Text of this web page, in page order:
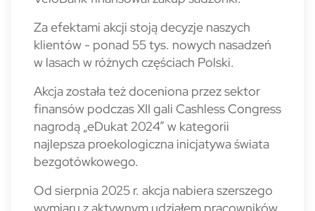
Za efektami akcji stoją decyzje naszych
klientów - ponad 55 tys. nowych nasadzeń
w lasach w różnych częściach Polski.
Akcja została też doceniona przez sektor
finansów podczas XII gali Cashless Congress
nagrodą „eDukat 2024” w kategorii
najlepsza proekologiczna inicjatywa świata
bezgotówkowego.
Od sierpnia 2025 r. akcja nabiera szerszego